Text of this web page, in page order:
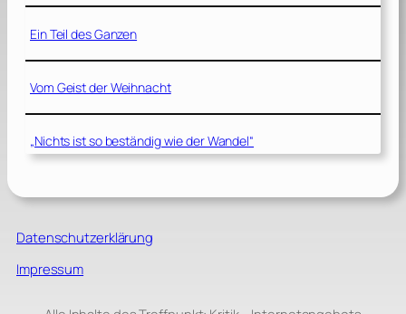
Ein Teil des Ganzen
Vom Geist der Weihnacht
„Nichts ist so beständig wie der Wandel“
Datenschutzerklärung
Impressum